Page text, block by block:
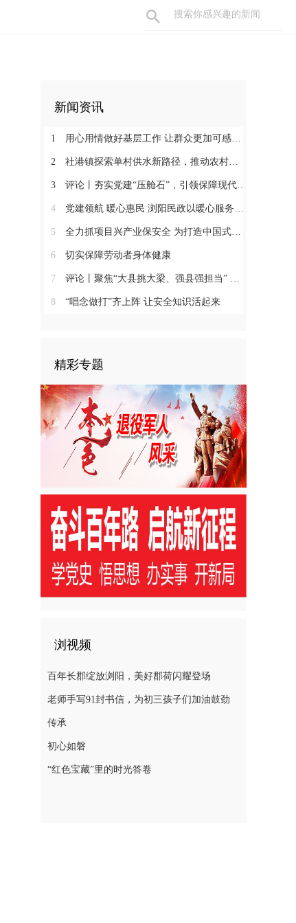
新闻资讯
1 用心用情做好基层工作 让群众更加可感可及
2 社港镇探索单村供水新路径，推动农村安全饮水提质升级
3 评论丨夯实党建“压舱石”，引领保障现代化建设新征程
4 党建领航 暖心惠民 浏阳民政以暖心服务书写惠民答卷
5 全力抓项目兴产业保安全 为打造中国式现代化县域示范作出更大贡献
6 切实保障劳动者身体健康
7 评论丨聚焦“大县挑大梁、强县强担当” 保持定力真抓实干奋发作为
8 “唱念做打”齐上阵 让安全知识活起来
精彩专题
浏视频
百年长郡绽放浏阳，美好郡荷闪耀登场
老师手写91封书信，为初三孩子们加油鼓劲
传承
初心如磐
“红色宝藏”里的时光答卷